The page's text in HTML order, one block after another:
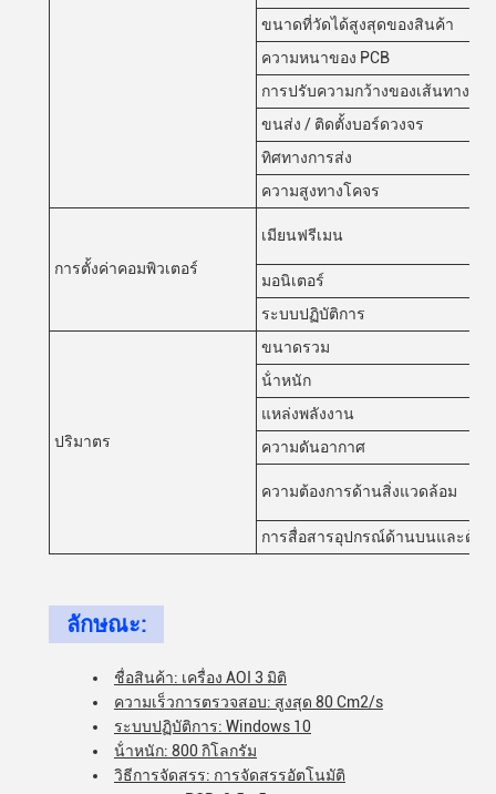
ขนาดที่วัดได้สูงสุดของสินค้า
ความหนาของ PCB
การปรับความกว้างของเส้นทาง
ขนส่ง / ติดตั้งบอร์ดวงจร
ทิศทางการส่ง
ความสูงทางโคจร
การตั้งค่าคอมพิวเตอร์
เมียนฟรีเมน
มอนิเตอร์
ระบบปฏิบัติการ
ปริมาตร
ขนาดรวม
น้ําหนัก
แหล่งพลังงาน
ความดันอากาศ
ความต้องการด้านสิ่งแวดล้อม
การสื่อสารอุปกรณ์ด้านบนและด้าน
ลักษณะ:
ชื่อสินค้า: เครื่อง AOI 3 มิติ
ความเร็วการตรวจสอบ: สูงสุด 80 Cm2/s
ระบบปฏิบัติการ: Windows 10
น้ําหนัก: 800 กิโลกรัม
วิธีการจัดสรร: การจัดสรรอัตโนมัติ